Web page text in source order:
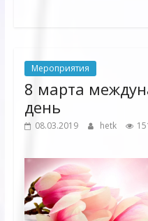
Мероприятия
8 марта
день
08.03.2019 hetk